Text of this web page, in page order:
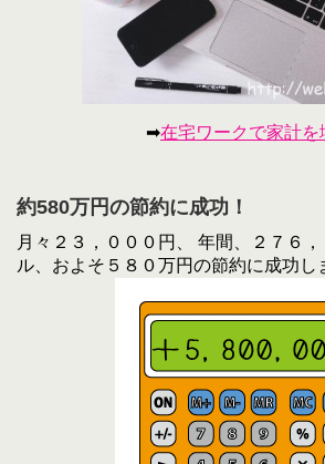
➡在宅ワークで家計を
約580万円の節約に成功！
月々２３，０００円、 年間、２７６
ル、およそ５８０万円の節約に成功し